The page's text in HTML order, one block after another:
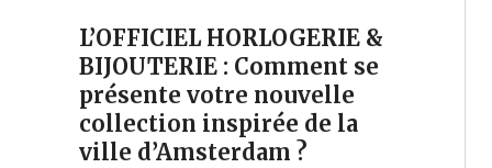
L’OFFICIEL HORLOGERIE &
BIJOUTERIE : Comment se
présente votre nouvelle
collection inspirée de la
ville d’Amsterdam ?